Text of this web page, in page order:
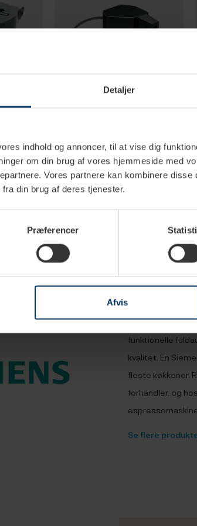
Detaljer
indhold og annoncer, til at vise dig
om din brug af vores hjemmeside med
Vores partnere kan kombinere
din brug af deres tjenester.
Præferencer
Afvis
&
Siemens Mælkeadaptor til
EQ500
499,95 DKK
Siemens
funktionelle
kvalitet. En
fleste køkkener.
forhandler, og
Se flere